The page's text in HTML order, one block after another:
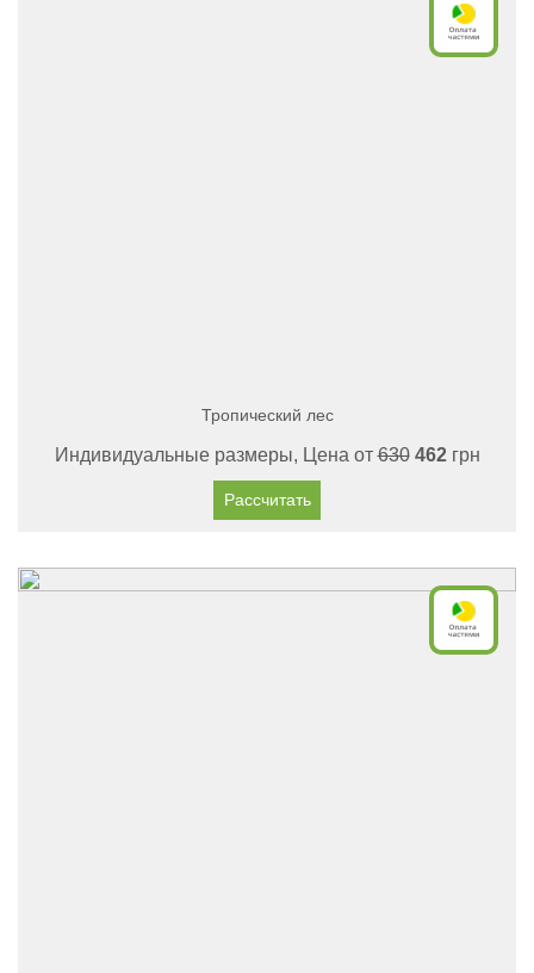
Тропический лес
Индивидуальные размеры, Цена от630 462грн
Рассчитать